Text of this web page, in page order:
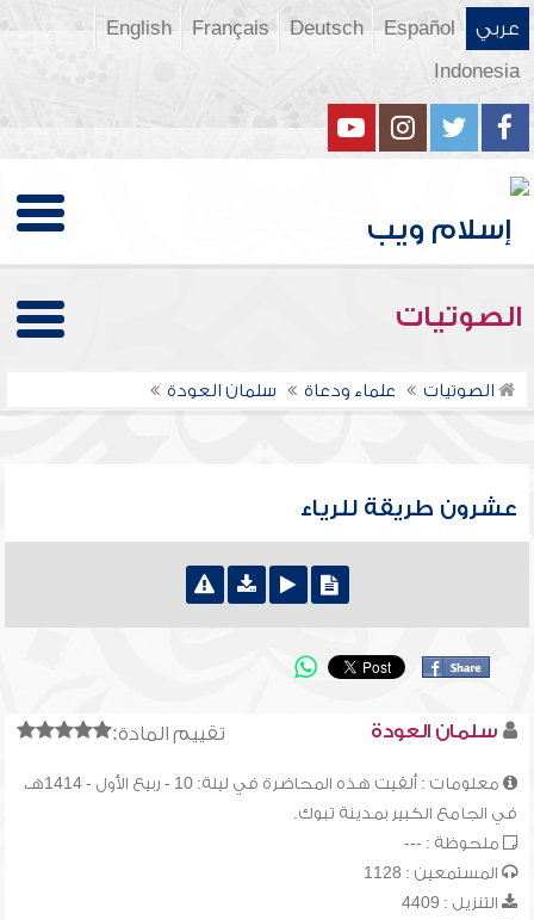
عربي Español
Deutsch
Français
English
Indonesia
الصوتيات
الصوتيات علماء ودعاة سلمان العودة
عشرون طريقة للرياء
تقييم المادة: سلمان العودة
معلومات : ألقيت هذه المحاضرة في ليلة: 10 - ربيع الأول - 1414هـ،
في الجامع الكبير بمدينة تبوك.
ملحوظة : ---
المستمعين : 1128
التنزيل : 4409